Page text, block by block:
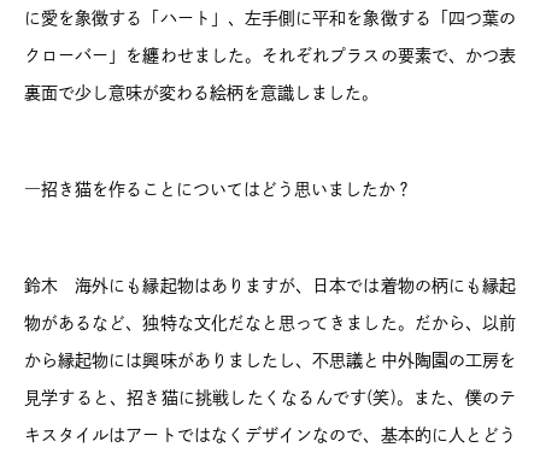
に愛を象徴する「ハート」、左手側に平和を象徴する「四つ葉の
クローバー」を纏わせました。それぞれプラスの要素で、かつ表
裏面で少し意味が変わる絵柄を意識しました。
―招き猫を作ることについてはどう思いましたか？
鈴木 海外にも縁起物はありますが、日本では着物の柄にも縁起
物があるなど、独特な文化だなと思ってきました。だから、以前
から縁起物には興味がありましたし、不思議と中外陶園の工房を
見学すると、招き猫に挑戦したくなるんです(笑)。また、僕のテ
キスタイルはアートではなくデザインなので、基本的に人とどう